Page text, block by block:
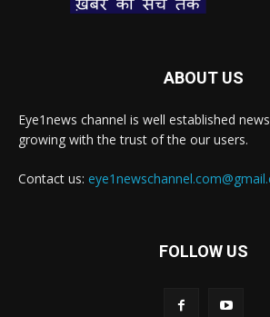
ABOUT US
Eye1news channel is well established
growing with the trust of the our users.
Contact us:
FOLLOW US